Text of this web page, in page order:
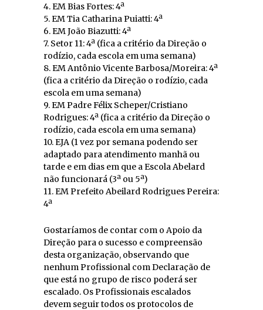
4. EM Bias Fortes: 4ª
5. EM Tia Catharina Puiatti: 4ª
6. EM João Biazutti: 4ª
7. Setor 11: 4ª (fica a critério da Direção o
rodízio, cada escola em uma semana)
8. EM Antônio Vicente Barbosa/Moreira: 4ª
(fica a critério da Direção o rodízio, cada
escola em uma semana)
9. EM Padre Félix Scheper/Cristiano
Rodrigues: 4ª (fica a critério da Direção o
rodízio, cada escola em uma semana)
10. EJA (1 vez por semana podendo ser
adaptado para atendimento manhã ou
tarde e em dias em que a Escola Abelard
não funcionará (3ª ou 5ª)
11. EM Prefeito Abeilard Rodrigues Pereira:
4ª
Gostaríamos de contar com o Apoio da
Direção para o sucesso e compreensão
desta organização, observando que
nenhum Profissional com Declaração de
que está no grupo de risco poderá ser
escalado. Os Profissionais escalados
devem seguir todos os protocolos de